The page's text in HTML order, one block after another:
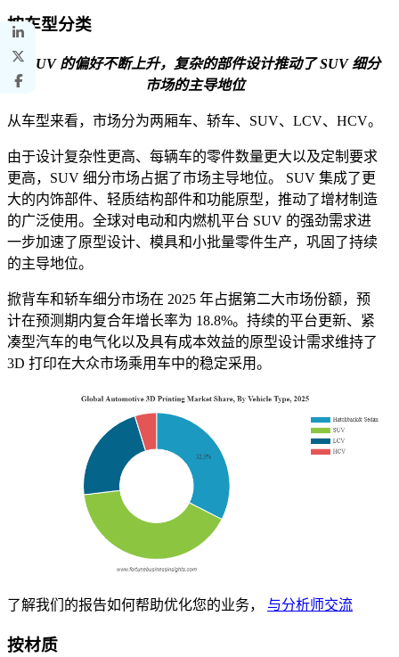
按车型分类
对 SUV 的偏好不断上升，复杂的部件设计推动了 SUV 细分
市场的主导地位
从车型来看，市场分为两厢车、轿车、SUV、LCV、HCV。
由于设计复杂性更高、每辆车的零件数量更大以及定制要求
更高，SUV 细分市场占据了市场主导地位。 SUV 集成了更
大的内饰部件、轻质结构部件和功能原型，推动了增材制造
的广泛使用。全球对电动和内燃机平台 SUV 的强劲需求进
一步加速了原型设计、模具和小批量零件生产，巩固了持续
的主导地位。
掀背车和轿车细分市场在 2025 年占据第二大市场份额，预
计在预测期内复合年增长率为 18.8%。持续的平台更新、紧
凑型汽车的电气化以及具有成本效益的原型设计需求维持了
3D 打印在大众市场乘用车中的稳定采用。
了解我们的报告如何帮助优化您的业务， 与分析师交流
按材质